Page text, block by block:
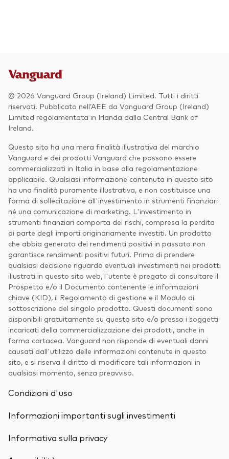
Attiva
Passiva
Documenti importanti
Investi con Vanguard
Prevenzione delle frodi
© 2026 Vanguard Group (Ireland) Limited. Tutti i diritti
riservati. Pubblicato nell’AEE da Vanguard Group (Ireland)
Limited regolamentata in Irlanda dalla Central Bank of
Ireland.
Questo sito ha una mera finalità illustrativa del marchio
Vanguard e dei prodotti Vanguard che possono essere
commercializzati in Italia in base alla regolamentazione
applicabile. Qualsiasi informazione contenuta in questo sito
ha una finalità puramente illustrativa, e non costituisce una
forma di sollecitazione all'investimento in strumenti finanziari
né una comunicazione di marketing. L'investimento in
strumenti finanziari comporta dei rischi, compresa la perdita
di parte degli importi originariamente investiti. Un prodotto
che abbia generato dei rendimenti positivi in passato non
garantisce rendimenti positivi futuri. Prima di prendere
qualsiasi decisione riguardo eventuali investimenti nei prodotti
illustrati in questo sito web, l'utente è pregato di consultare il
Prospetto e/o il Documento contenente le informazioni
chiave (KID), il Regolamento di gestione e il Modulo di
sottoscrizione del singolo prodotto. Questi documenti sono
disponibili gratuitamente su questo sito e/o presso i soggetti
incaricati della commercializzazione dei prodotti, anche in
forma cartacea. Vanguard non risponde di eventuali danni
causati dall'utilizzo delle informazioni contenute in questo
sito, e si riserva il diritto di modificare tali informazioni in
qualsiasi momento, senza preavviso.
Condizioni d'uso
Informazioni importanti sugli investimenti
Informativa sulla privacy